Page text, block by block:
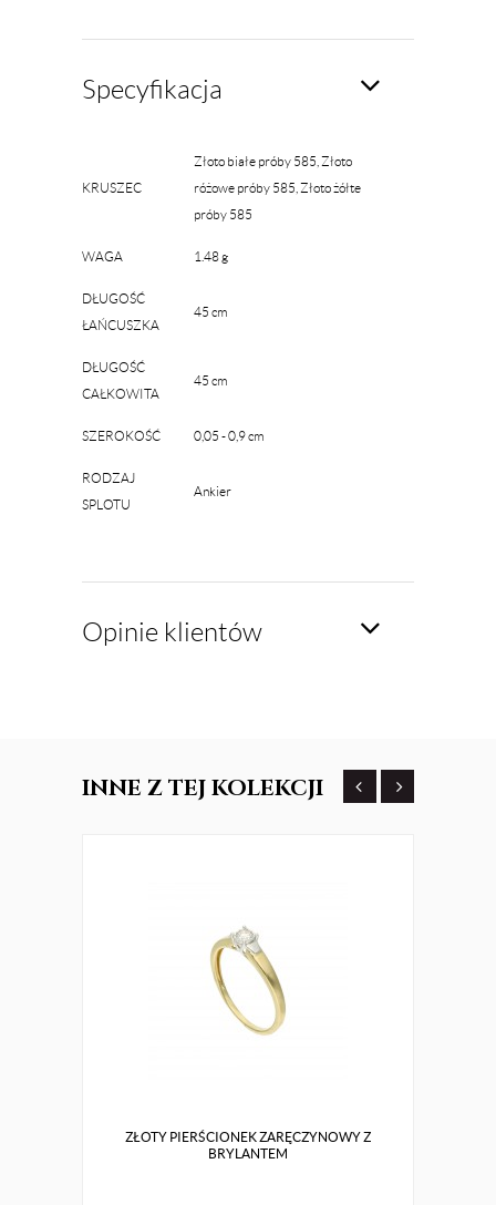
Specyfikacja
KRUSZEC
Złoto białe próby 585, Złoto
różowe próby 585, Złoto żółte
próby 585
WAGA 1.48 g
DŁUGOŚĆ
ŁAŃCUSZKA
45 cm
DŁUGOŚĆ
CAŁKOWITA
45 cm
SZEROKOŚĆ 0,05 - 0,9 cm
RODZAJ
SPLOTU
Ankier
Opinie klientów
INNE Z TEJ KOLEKCJI
ZŁOTY PIERŚCIONEK ZARĘCZYNOWY Z
BRYLANTEM